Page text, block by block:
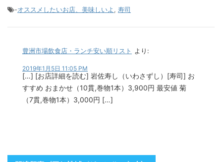
-オススメしたいお店、美味しいよ , 寿司
豊洲市場飲食店・ランチ安い順リスト より:
2019年1月5日 11:05 PM
[…] [お店詳細を読む] 岩佐寿し（いわさずし）[寿司] お
すすめ おまかせ（10貫,巻物1本）3,900円 最安値 菊
（7貫,巻物1本）3,000円 […]